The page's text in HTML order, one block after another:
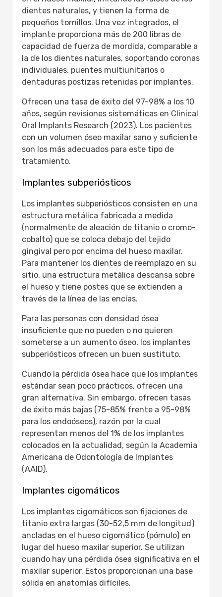
dientes naturales, y tienen la forma de
pequeños tornillos. Una vez integrados, el
implante proporciona más de 200 libras de
capacidad de fuerza de mordida, comparable a
la de los dientes naturales, soportando coronas
individuales, puentes multiunitarios o
dentaduras postizas retenidas por implantes.
Ofrecen una tasa de éxito del 97-98% a los 10
años, según revisiones sistemáticas en Clinical
Oral Implants Research (2023). Los pacientes
con un volumen óseo maxilar sano y suficiente
son los más adecuados para este tipo de
tratamiento.
Implantes subperiósticos
Los implantes subperiósticos consisten en una
estructura metálica fabricada a medida
(normalmente de aleación de titanio o cromo-
cobalto) que se coloca debajo del tejido
gingival pero por encima del hueso maxilar.
Para mantener los dientes de reemplazo en su
sitio, una estructura metálica descansa sobre
el hueso y tiene postes que se extienden a
través de la línea de las encías.
Para las personas con densidad ósea
insuficiente que no pueden o no quieren
someterse a un aumento óseo, los implantes
subperiósticos ofrecen un buen sustituto.
Cuando la pérdida ósea hace que los implantes
estándar sean poco prácticos, ofrecen una
gran alternativa. Sin embargo, ofrecen tasas
de éxito más bajas (75-85% frente a 95-98%
para los endoóseos), razón por la cual
representan menos del 1% de los implantes
colocados en la actualidad, según la Academia
Americana de Odontología de Implantes
(AAID).
Implantes cigomáticos
Los implantes cigomáticos son fijaciones de
titanio extra largas (30-52,5 mm de longitud)
ancladas en el hueso cigomático (pómulo) en
lugar del hueso maxilar superior. Se utilizan
cuando hay una pérdida ósea significativa en el
maxilar superior. Estos proporcionan una base
sólida en anatomías difíciles.